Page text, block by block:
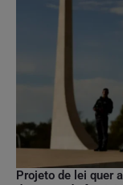
Projeto de lei quer